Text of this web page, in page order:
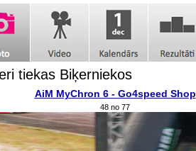
tiekas Biķerniekos
AiM MyChron 6 - Go4speed Shop
48 no 77